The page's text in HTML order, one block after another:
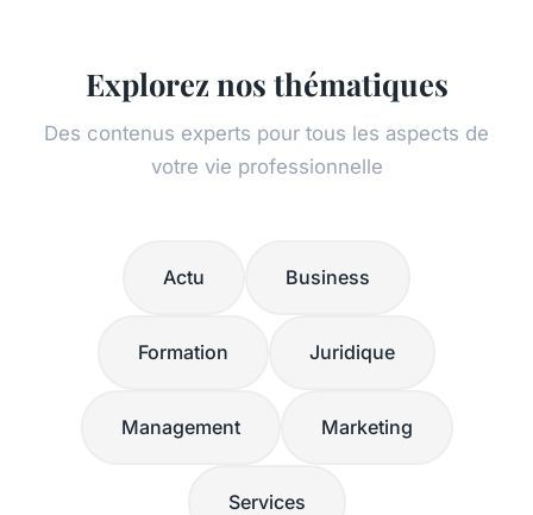
Explorez nos thématiques
Des contenus experts pour tous les aspects de
votre vie professionnelle
Actu Business
Formation Juridique
Management Marketing
Services